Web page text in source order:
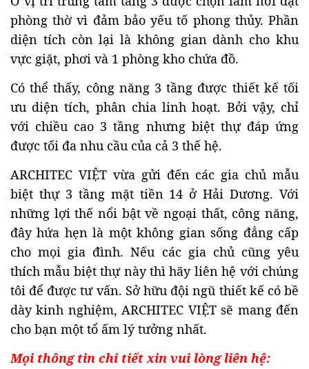
phòng thờ vì đảm bảo yếu tố phong thủy. Phần
diện tích còn lại là không gian dành cho khu
vực giặt, phơi và 1 phòng kho chứa đồ.
Có thể thấy, công năng 3 tầng được thiết kế tối
ưu diện tích, phân chia linh hoạt. Bởi vậy, chỉ
với chiều cao 3 tầng nhưng biệt thự đáp ứng
được tối đa nhu cầu của cả 3 thế hệ.
ARCHITEC VIỆT vừa gửi đến các gia chủ mẫu
biệt thự 3 tầng mặt tiền 14 ở Hải Dương. Với
những lợi thế nổi bật về ngoại thất, công năng,
đây hứa hẹn là một không gian sống đẳng cấp
cho mọi gia đình. Nếu các gia chủ cũng yêu
thích mẫu biệt thự này thì hãy liên hệ với chúng
tôi để được tư vấn. Sở hữu đội ngũ thiết kế có bề
dày kinh nghiệm, ARCHITEC VIỆT sẽ mang đến
cho bạn một tổ ấm lý tưởng nhất.
Mọi thông tin chi tiết xin vui lòng liên hệ: